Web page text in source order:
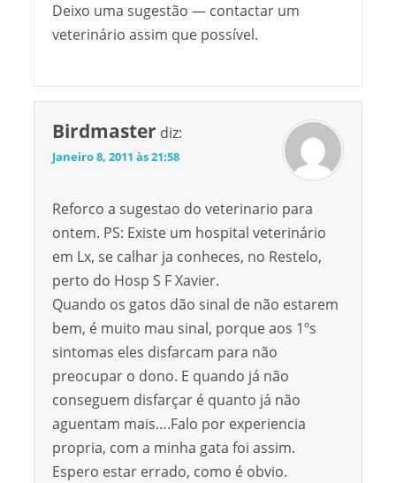
Deixo uma sugestão — contactar um
veterinário assim que possível.
Birdmaster diz:
Janeiro 8, 2011 às 21:58
Reforco a sugestao do veterinario para
ontem. PS: Existe um hospital veterinário
em Lx, se calhar ja conheces, no Restelo,
perto do Hosp S F Xavier.
Quando os gatos dão sinal de não estarem
bem, é muito mau sinal, porque aos 1ºs
sintomas eles disfarcam para não
preocupar o dono. E quando já não
conseguem disfarçar é quanto já não
aguentam mais….Falo por experiencia
propria, com a minha gata foi assim.
Espero estar errado, como é obvio.